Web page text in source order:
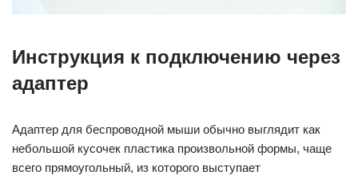
Инструкция к подключению через
адаптер
Адаптер для беспроводной мыши обычно выглядит как
небольшой кусочек пластика произвольной формы, чаще
всего прямоугольный, из которого выступает